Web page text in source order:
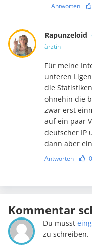
Antworten
Rapunzeloid
ärztin
Für meine
unteren
die
ohnehin die
zwar erst
auf ein paar
deutscher IP
dann aber
Antworten 0
Kommentar
Du musst
zu schreiben.